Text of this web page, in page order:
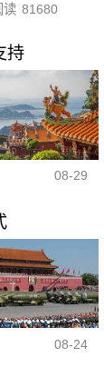
读 81680
持
08-29
08-24